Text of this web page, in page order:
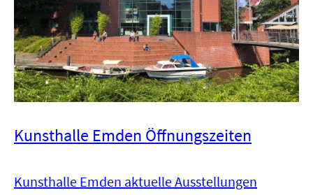
Kunsthalle Emden Öffnungszeiten
Kunsthalle Emden aktuelle Ausstellungen